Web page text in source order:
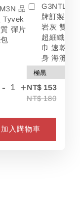
品
Tyvek
彈片
- +
牌訂製款
岩灰 雙色
超細纖維
巾 速乾 吸
身 海灘
NT$ 153
NT$ 180
加入購物車